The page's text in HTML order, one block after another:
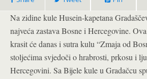
Na zidine kule Husein-kapetana
najveća zastava Bosne i Hercegovine.
krasit će danas i sutra kulu “Zmaja od
stoljećima svjedoči o hrabrosti, prkosu i
Hercegovini. Sa Bijele kule u Gradačcu